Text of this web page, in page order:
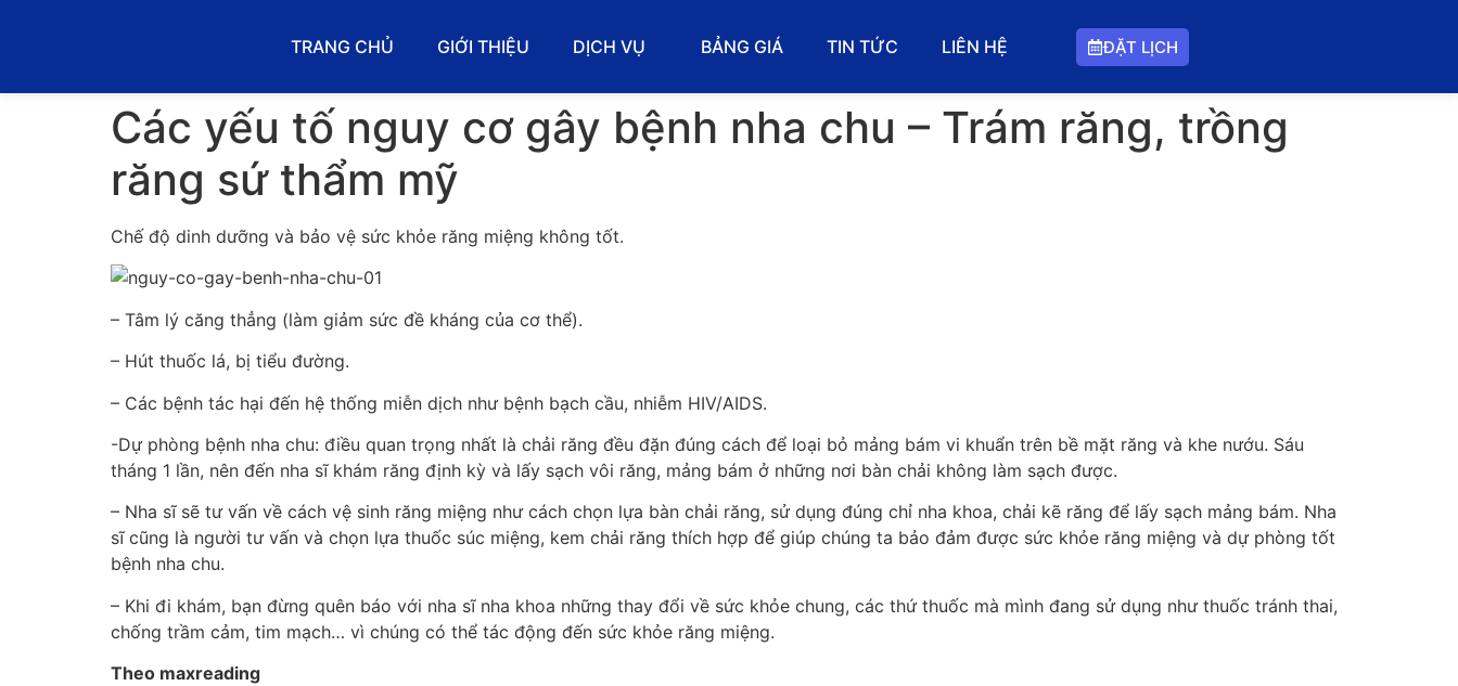
TRANG CHỦ GIỚI THIỆU DỊCH VỤ BẢNG GIÁ TIN TỨC LIÊN HỆ ĐẶT LỊCH
Các yếu tố nguy cơ gây bệnh nha chu – Trám răng, trồng
răng sứ thẩm mỹ
Chế độ dinh dưỡng và bảo vệ sức khỏe răng miệng không tốt.
– Tâm lý căng thẳng (làm giảm sức đề kháng của cơ thể).
– Hút thuốc lá, bị tiểu đường.
– Các bệnh tác hại đến hệ thống miễn dịch như bệnh bạch cầu, nhiễm HIV/AIDS.
-Dự phòng bệnh nha chu: điều quan trọng nhất là chải răng đều đặn đúng cách để loại bỏ mảng bám vi khuẩn trên bề mặt răng và khe nướu. Sáu
tháng 1 lần, nên đến nha sĩ khám răng định kỳ và lấy sạch vôi răng, mảng bám ở những nơi bàn chải không làm sạch được.
– Nha sĩ sẽ tư vấn về cách vệ sinh răng miệng như cách chọn lựa bàn chải răng, sử dụng đúng chỉ nha khoa, chải kẽ răng để lấy sạch mảng bám. Nha
sĩ cũng là người tư vấn và chọn lựa thuốc súc miệng, kem chải răng thích hợp để giúp chúng ta bảo đảm được sức khỏe răng miệng và dự phòng tốt
bệnh nha chu.
– Khi đi khám, bạn đừng quên báo với nha sĩ nha khoa những thay đổi về sức khỏe chung, các thứ thuốc mà mình đang sử dụng như thuốc tránh thai,
chống trầm cảm, tim mạch… vì chúng có thể tác động đến sức khỏe răng miệng.
Theo maxreading